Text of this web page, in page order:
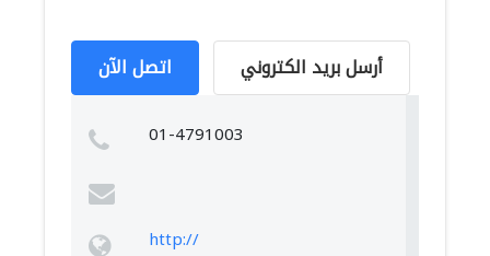
اتصل الآن أرسل بريد الكتروني
01-4791003
http://